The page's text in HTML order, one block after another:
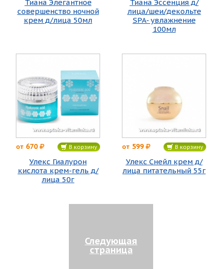
Тиана Элегантное
совершенство ночной
крем д/лица 50мл
Тиана Эссенция д/
лица/шеи/декольте
SPA- увлажнение
100мл
от 670 В корзину
Улекс Гиалурон
кислота крем-гель д/
лица 50г
от 599 В корзину
Улекс Снейл крем д/
лица питательный 55г
Следующая
страница